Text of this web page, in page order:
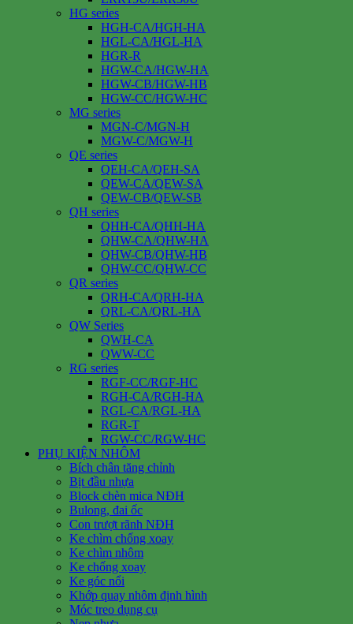
HG series
HGH-CA/HGH-HA
HGL-CA/HGL-HA
HGR-R
HGW-CA/HGW-HA
HGW-CB/HGW-HB
HGW-CC/HGW-HC
MG series
MGN-C/MGN-H
MGW-C/MGW-H
QE series
QEH-CA/QEH-SA
QEW-CA/QEW-SA
QEW-CB/QEW-SB
QH series
QHH-CA/QHH-HA
QHW-CA/QHW-HA
QHW-CB/QHW-HB
QHW-CC/QHW-CC
QR series
QRH-CA/QRH-HA
QRL-CA/QRL-HA
QW Series
QWH-CA
QWW-CC
RG series
RGF-CC/RGF-HC
RGH-CA/RGH-HA
RGL-CA/RGL-HA
RGR-T
RGW-CC/RGW-HC
PHỤ KIỆN NHÔM
Bích chân tăng chỉnh
Bịt đầu nhựa
Block chèn mica NĐH
Bulong, đai ốc
Con trượt rãnh NĐH
Ke chìm chống xoay
Ke chìm nhôm
Ke chống xoay
Ke góc nổi
Khớp quay nhôm định hình
Móc treo dụng cụ